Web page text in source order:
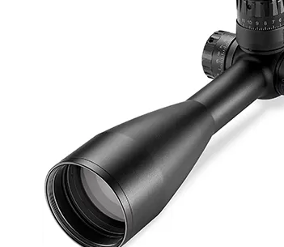
Диаметр трубы: 30 мм
Цена клика: 1/4 MOA
Прицельная сетка:
Элемент питания: CR2032
Подсветка: да, подсветка
Оптика с просветлённым
Поле зрения на 100м: 17,3-
Водозащищённый
запотевания
Общая длина: 342мм